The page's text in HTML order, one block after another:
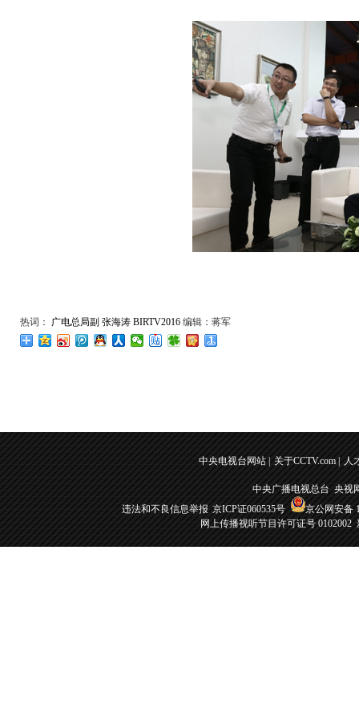
热词： 广电总局副 张海涛 BIRTV2016 编辑：蒋军
中央电视台网站 | 关于CCTV.com | 人
中央广播电视总台 央视
违法和不良信息举报 京ICP证060535号
京公网安备
网上传播视听节目许可证号 0102002